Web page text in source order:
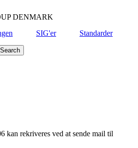
DENMARK
SIG'er
Standarder
kan rekriveres ved at sende mail til